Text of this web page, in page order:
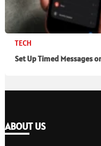
TECH
Set Up Timed Messages
ABOUT US